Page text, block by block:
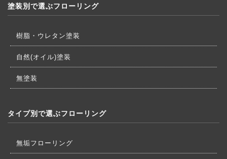
塗装別で選ぶフローリング
樹脂・ウレタン塗装
自然(オイル)塗装
無塗装
タイプ別で選ぶフローリング
無垢フローリング